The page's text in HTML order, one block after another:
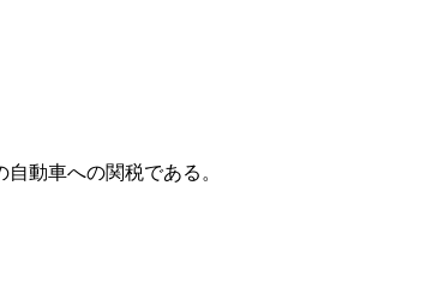
動車への関税である。